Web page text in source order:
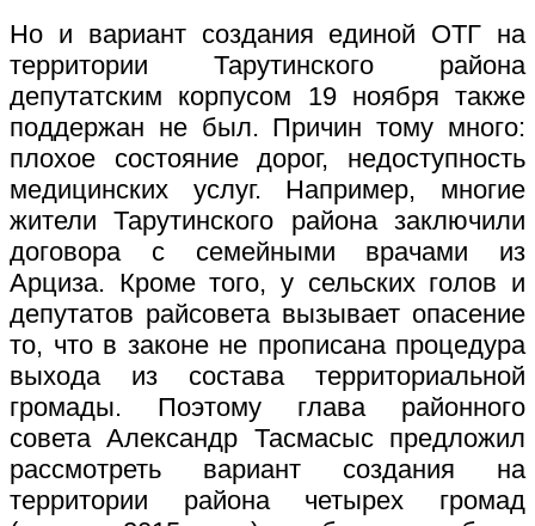
Но и вариант создания единой ОТГ на
территории Тарутинского района
депутатским корпусом 19 ноября также
поддержан не был. Причин тому много:
плохое состояние дорог, недоступность
медицинских услуг. Например, многие
жители Тарутинского района заключили
договора с семейными врачами из
Арциза. Кроме того, у сельских голов и
депутатов райсовета вызывает опасение
то, что в законе не прописана процедура
выхода из состава территориальной
громады. Поэтому глава районного
совета Александр Тасмасыс предложил
рассмотреть вариант создания на
территории района четырех громад